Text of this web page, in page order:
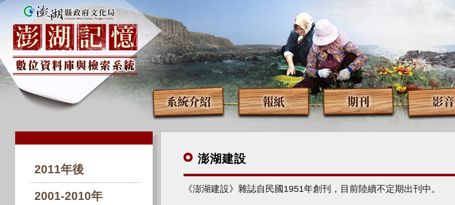
系統介紹 報紙 期刊 影音
2011年後
2001-2010年
澎湖建設
《澎湖建設》雜誌自民國1951年創刊，目前陸續不定期出刊中。